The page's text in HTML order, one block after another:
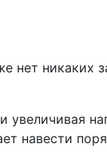
нет никаких
увеличивая
навести